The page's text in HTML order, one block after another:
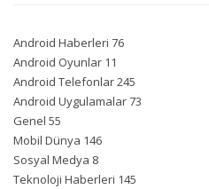
Android Haberleri 76
Android Oyunlar 11
Android Telefonlar245
Android Uygulamalar73
Genel 55
Mobil Dünya 146
Sosyal Medya 8
Teknoloji Haberleri 145